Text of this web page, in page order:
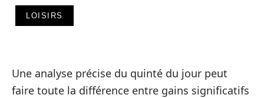
LOISIRS
Une analyse précise du quinté du jour peut
faire toute la différence entre gains significatifs